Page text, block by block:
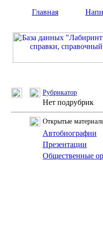
Главная
Рубрикатор
Нет подрубрик
Открытые
Автобиографии
Презентации
Общественные